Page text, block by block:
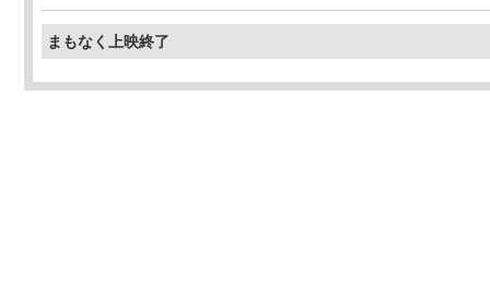
まもなく上映終了